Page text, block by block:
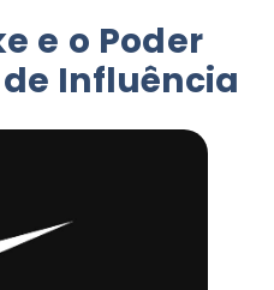
e o Poder
Influência